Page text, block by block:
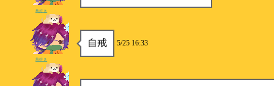
鳥好き
自戒 5/25 16:33
鳥好き